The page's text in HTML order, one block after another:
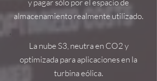
y pagar sólo por el espacio de
almacenamiento realmente utilizado.
La nube S3, neutra en CO2 y
optimizada para aplicaciones en la
turbina eólica.